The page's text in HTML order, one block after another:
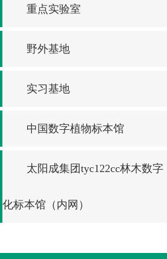
重点实验室
野外基地
实习基地
中国数字植物标本馆
太阳成集团tyc122cc林木数字
化标本馆（内网）